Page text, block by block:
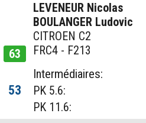
63
LEVENEUR Nicolas
BOULANGER Ludovic
CITROEN C2
FRC4 - F213
53
Intermédiaires:
PK 5.6:
PK 11.6: